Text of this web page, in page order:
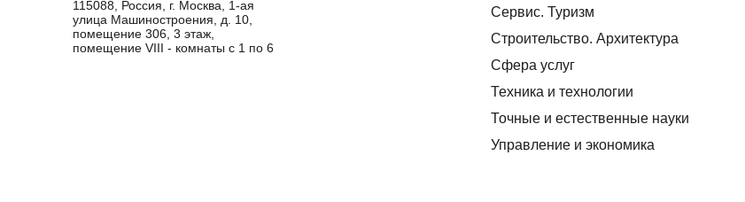
115088, Россия, г. Москва, 1-ая
улица Машиностроения, д. 10,
помещение 306, 3 этаж,
помещение VIII - комнаты с 1 по 6
Сервис. Туризм
Строительство. Архитектура
Сфера услуг
Техника и технологии
Точные и естественные науки
Управление и экономика